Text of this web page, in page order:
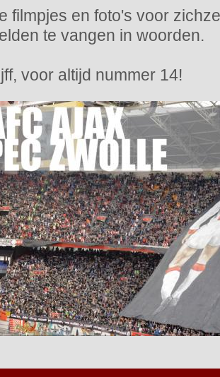
filmpjes en foto's voor
te vangen in woorden.
voor altijd nummer 14!